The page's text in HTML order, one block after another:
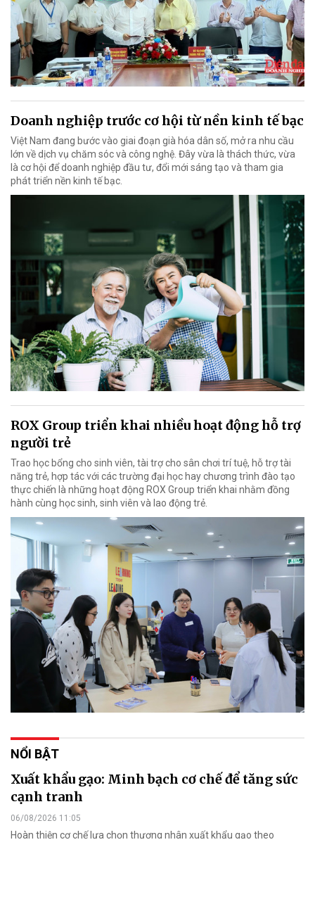
Doanh nghiệp trước cơ hội từ nền kinh tế bạc
Việt Nam đang bước vào giai đoạn già hóa dân số, mở ra nhu cầu
lớn về dịch vụ chăm sóc và công nghệ. Đây vừa là thách thức, vừa
là cơ hội để doanh nghiệp đầu tư, đổi mới sáng tạo và tham gia
phát triển nền kinh tế bạc.
ROX Group triển khai nhiều hoạt động hỗ trợ
người trẻ
Trao học bổng cho sinh viên, tài trợ cho sân chơi trí tuệ, hỗ trợ tài
năng trẻ, hợp tác với các trường đại học hay chương trình đào tạo
thực chiến là những hoạt động ROX Group triển khai nhằm đồng
hành cùng học sinh, sinh viên và lao động trẻ.
NỔI BẬT
Xuất khẩu gạo: Minh bạch cơ chế để tăng sức
cạnh tranh
06/08/2026 11:05
Hoàn thiện cơ chế lựa chọn thương nhân xuất khẩu gạo theo